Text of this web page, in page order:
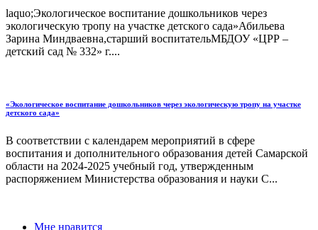
laquo;Экологическое воспитание дошкольников через
экологическую тропу на участке детского сада»Абильева
Зарина Миндваевна,старший воспитательМБДОУ «ЦРР –
детский сад № 332» г....
«Экологическое воспитание дошкольников через экологическую тропу на участке
детского сада»
В соответствии с календарем мероприятий в сфере
воспитания и дополнительного образования детей Самарской
области на 2024-2025 учебный год, утвержденным
распоряжением Министерства образования и науки С...
Мне нравится